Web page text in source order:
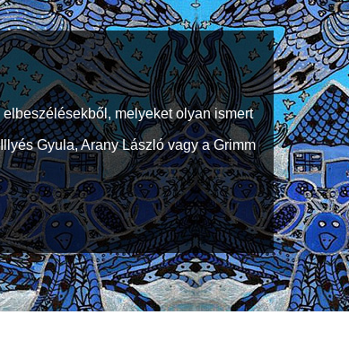
melyeket olyan ismert
Gyula, Arany László vagy a Grimm